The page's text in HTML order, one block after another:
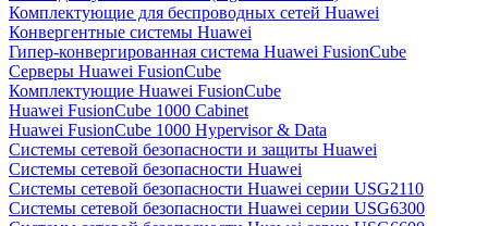
Комплектующие для беспроводных сетей Huawei
Конвергентные системы Huawei
Гипер-конвергированная система Huawei FusionCube
Серверы Huawei FusionCube
Комплектующие Huawei FusionCube
Huawei FusionCube 1000 Cabinet
Huawei FusionCube 1000 Hypervisor & Data
Системы сетевой безопасности и защиты Huawei
Системы сетевой безопасности Huawei
Системы сетевой безопасности Huawei серии USG2110
Системы сетевой безопасности Huawei серии USG6300